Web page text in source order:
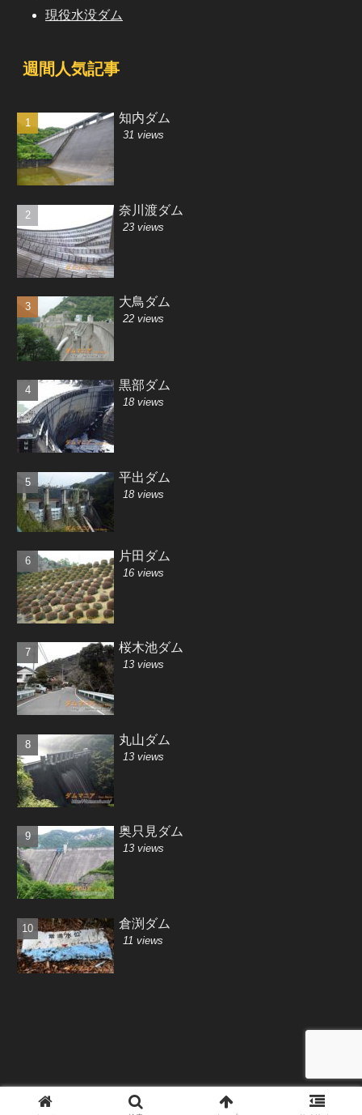
現役水没ダム
週間人気記事
知内ダム
31 views
奈川渡ダム
23 views
大鳥ダム
22 views
黒部ダム
18 views
平出ダム
18 views
片田ダム
16 views
桜木池ダム
13 views
丸山ダム
13 views
奥只見ダム
13 views
倉渕ダム
11 views
Copyright © 2001-2026 Saki-MiyajiMa All Rights Reserved.